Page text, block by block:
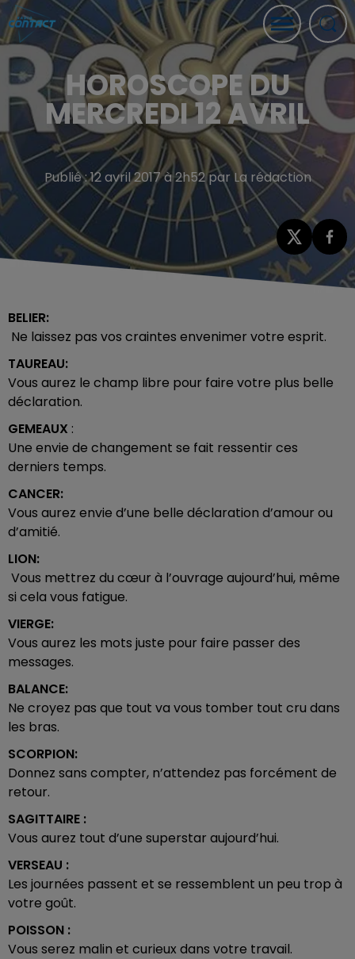
HOROSCOPE DU
MERCREDI 12 AVRIL
Publié : 12 avril 2017 à 2h52 par La rédaction
BELIER:
Ne laissez pas vos craintes envenimer votre esprit.
TAUREAU:
Vous aurez le champ libre pour faire votre plus belle
déclaration.
GEMEAUX :
Une envie de changement se fait ressentir ces
derniers temps.
CANCER:
Vous aurez envie d’une belle déclaration d’amour ou
d’amitié.
LION:
Vous mettrez du cœur à l’ouvrage aujourd’hui, même
si cela vous fatigue.
VIERGE:
Vous aurez les mots juste pour faire passer des
messages.
BALANCE:
Ne croyez pas que tout va vous tomber tout cru dans
les bras.
SCORPION:
Donnez sans compter, n’attendez pas forcément de
retour.
SAGITTAIRE :
Vous aurez tout d’une superstar aujourd’hui.
VERSEAU :
Les journées passent et se ressemblent un peu trop à
votre goût.
POISSON :
Vous serez malin et curieux dans votre travail.